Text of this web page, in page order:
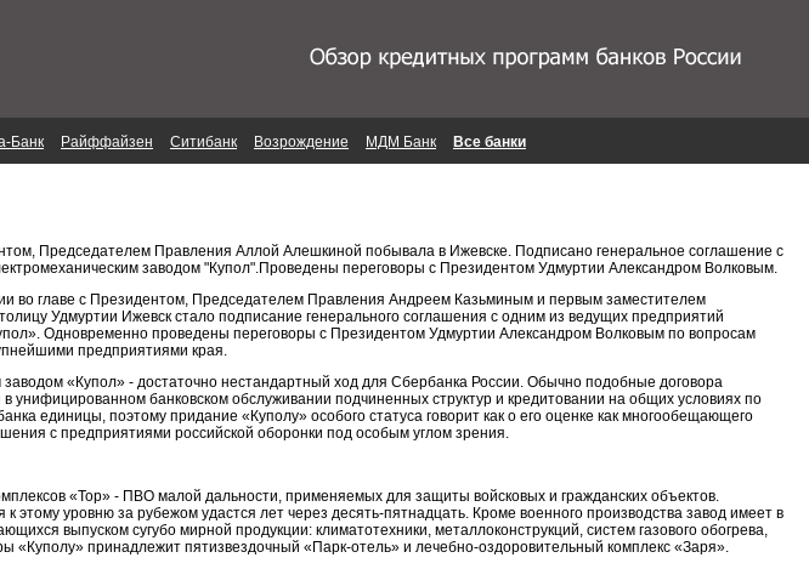
Банк Райффайзен Ситибанк Возрождение МДМ Банк Все банки
Председателем Правления Аллой Алешкиной побывала в Ижевске. Подписано генеральное соглашение с
заводом "Купол".Проведены переговоры с Президентом Удмуртии Александром Волковым.
во главе с Президентом, Председателем Правления Андреем Казьминым и первым заместителем
Удмуртии Ижевск стало подписание генерального соглашения с одним из ведущих предприятий
Одновременно проведены переговоры с Президентом Удмуртии Александром Волковым по вопросам
предприятиями края.
«Купол» - достаточно нестандартный ход для Сбербанка России. Обычно подобные договора
унифицированном банковском обслуживании подчиненных структур и кредитовании на общих условиях по
единицы, поэтому придание «Куполу» особого статуса говорит как о его оценке как многообещающего
с предприятиями российской оборонки под особым углом зрения.
«Тор» - ПВО малой дальности, применяемых для защиты войсковых и гражданских объектов.
этому уровню за рубежом удастся лет через десять-пятнадцать. Кроме военного производства завод имеет в
выпуском сугубо мирной продукции: климатотехники, металлоконструкций, систем газового обогрева,
«Куполу» принадлежит пятизвездочный «Парк-отель» и лечебно-оздоровительный комплекс «Заря».